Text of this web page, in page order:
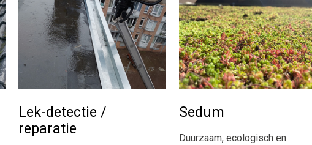
Lek-detectie /
reparatie
Sedum
Duurzaam, ecologisch en